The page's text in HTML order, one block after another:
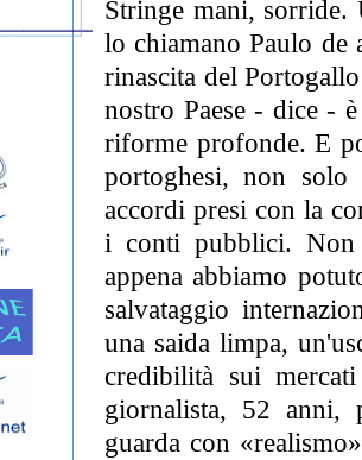
Stringe mani,
lo chiamano Paulo de
rinascita del
nostro Paese - dice -
riforme profonde. E
portoghesi, non
accordi presi con la
i conti pubblici. Non
appena abbiamo
salvataggio
una saida limpa,
credibilità sui
giornalista, 52 anni,
guarda con